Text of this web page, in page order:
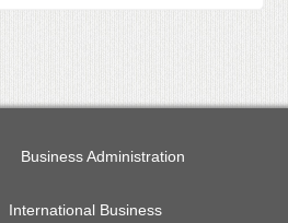
Business Administration
International Business